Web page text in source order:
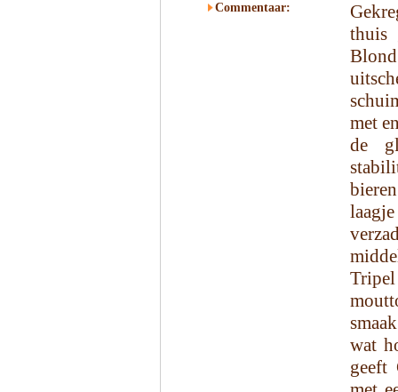
Commentaar:
thuis
met
de
wat
geeft